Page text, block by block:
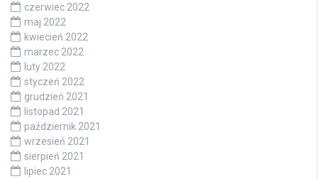
czerwiec 2022
maj 2022
kwiecień 2022
marzec 2022
luty 2022
styczeń 2022
grudzień 2021
listopad 2021
październik 2021
wrzesień 2021
sierpień 2021
lipiec 2021